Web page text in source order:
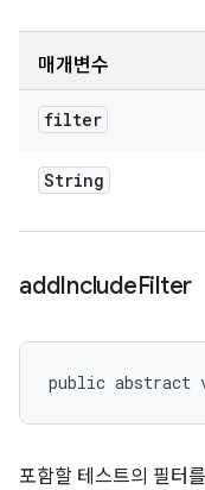
매개변수
filter
String
addIncludeFilter
public
포함할 테스트의 필터